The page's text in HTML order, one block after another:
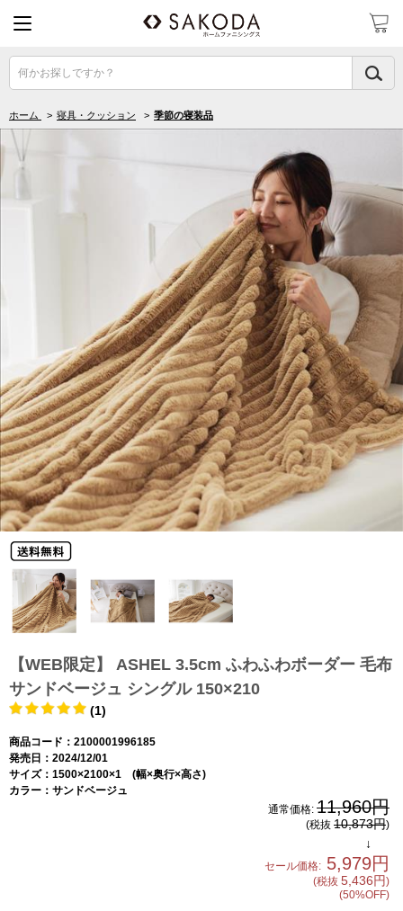
何かお探しですか？
ホーム > 寝具・クッション > 季節の寝装品
【WEB限定】 ASHEL 3.5cm ふわふわボーダー 毛布
サンドベージュ シングル 150×210
(1)
商品コード：2100001996185
発売日：2024/12/01
サイズ：1500×2100×1 (幅×奥行×高さ)
カラー：サンドベージュ
通常価格: 11,960円
(税抜 10,873円)
↓
セール価格: 5,979円
(税抜 5,436円)
(50%OFF)